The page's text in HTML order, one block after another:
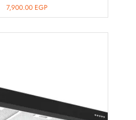
7,900.00 EGP